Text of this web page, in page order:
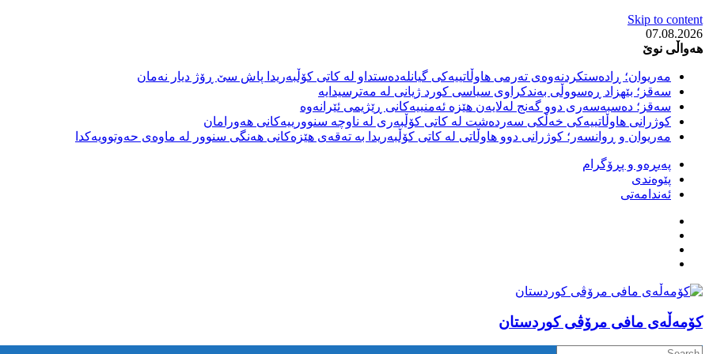
Skip to content
07.08.2026
هەواڵی نوێ
مەریوان؛ ڕادەستکردنەوەی تەرمی هاوڵاتییەکی گیانلەدەستداو لە کاتی کۆڵبەریدا پاش سێ ڕۆژ دیار نەمان
سەقز؛ بێهزاد ڕەسووڵی بەندکراوی سیاسی کورد ژیانی لە مەترسیدایە
سەقز؛ دەسبەسەری دوو گەنج لەلایەن هێزە ئەمنییەکانی ڕێژیمی ئێرانەوە
کوژرانی هاوڵاتییەکی خەڵکی سەردەشت لە کاتی کۆڵبەری لە ناوچە سنوورییەکانی هەورامان
مەریوان و ڕوانسەر؛ کوژرانی دوو هاوڵاتی لە کاتی کۆڵبەریدا بە تەقەی هێزەکانی هەنگی سنوور لە ماوەی حەوتوویەکدا
پەیڕەو و پڕۆگرام
پێوەندی
ئەندامەتی
كۆمه‌ڵه‌ی مافی مرۆڤی کوردستان